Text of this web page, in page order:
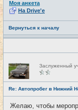
Моя анкета
На Drive'e
Вернуться к началу
Н
е
в
с
е
т
и
Заслуженный
Re: Автопробег в Нижний
Желаю, чтобы